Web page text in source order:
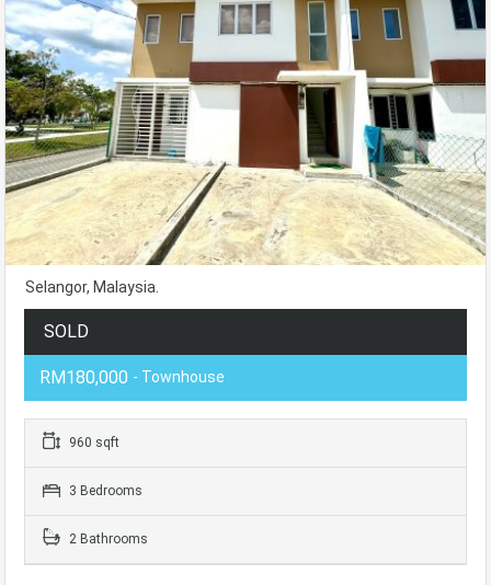
Selangor, Malaysia.
SOLD
RM180,000 - Townhouse
960 sqft
3 Bedrooms
2 Bathrooms